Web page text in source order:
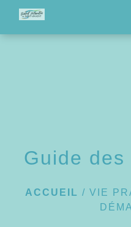
Guide des
ACCUEIL / VIE